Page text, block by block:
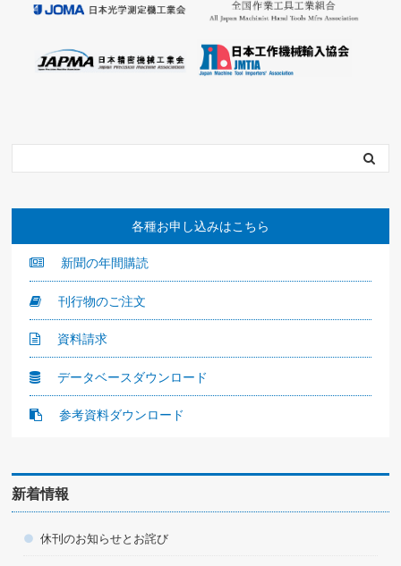
各種お申し込みはこちら
新聞の年間購読
刊行物のご注文
資料請求
データベースダウンロード
参考資料ダウンロード
新着情報
休刊のお知らせとお詫び